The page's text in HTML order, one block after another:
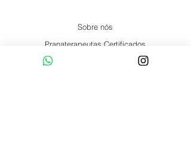
Sobre nós
Pranaterapeutas Certificados